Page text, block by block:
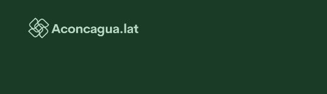
contenido